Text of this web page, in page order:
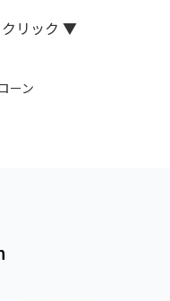
リック ▼
ーン